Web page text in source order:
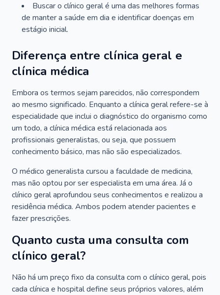
Buscar o clínico geral é uma das melhores formas
de manter a saúde em dia e identificar doenças em
estágio inicial.
Diferença entre clínica geral e
clínica médica
Embora os termos sejam parecidos, não correspondem
ao mesmo significado. Enquanto a clínica geral refere-se à
especialidade que inclui o diagnóstico do organismo como
um todo, a clínica médica está relacionada aos
profissionais generalistas, ou seja, que possuem
conhecimento básico, mas não são especializados.
O médico generalista cursou a faculdade de medicina,
mas não optou por ser especialista em uma área. Já o
clínico geral aprofundou seus conhecimentos e realizou a
residência médica. Ambos podem atender pacientes e
fazer prescrições.
Quanto custa uma consulta com
clínico geral?
Não há um preço fixo da consulta com o clínico geral, pois
cada clínica e hospital define seus próprios valores, além